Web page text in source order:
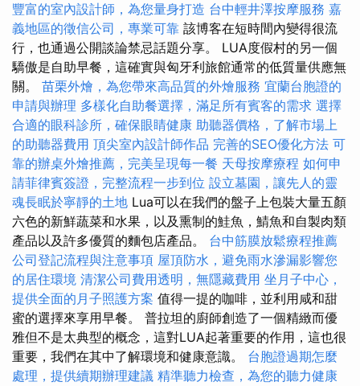
豐富的室內設計師，為您量身打造 台中輕井澤按摩服務 嘉
義地區的徵信公司，專業可靠 該博客在短時間內變得很流
行，也通過公開談論禁忌話題分享。 LUA度假村的另一個
驕傲是自助早餐，這確實與匈牙利旅館通常的低質量供應無
關。 苗栗外燴，為您帶來高品質的外燴服務 宜蘭台胞證的
申請與辦理 多樣化自助餐選擇，滿足所有賓客的需求 選擇
合適的眼科診所，確保眼睛健康 助聽器價格，了解市場上
的助聽器費用 頂尖室內設計師作品 完善的SEO優化方法 可
靠的辦桌外燴推薦，完美呈現每一餐 天母按摩療程 如何申
請菲律賓簽證，完整流程一步到位 設立墓園，讓先人的靈
魂長眠於寧靜的土地 Lua可以在我們的盤子上包裝大量五顏
六色的新鮮蔬菜和水果，以及熏制的鮭魚，鯖魚和自製肉類
產品以及許多優質的麵包店產品。 台中筋膜放鬆療程推薦
公司登記流程與注意事項 屋頂防水，避免雨水滲漏影響您
的居住環境 清潔公司費用透明，無隱藏費用 坐月子中心，
提供全面的月子照護方案 值得一提的咖啡，並利用咸和甜
蜜的選擇來享用早餐。 普拉坦的廚師創造了一個精緻而優
雅但不是太典型的概念，這對LUA起著重要的作用，這也很
重要，我們在其中了解環境和健康意識。 台胞證過期怎麼
處理，提供續期辦理建議 精準聽力檢查，為您的聽力健康